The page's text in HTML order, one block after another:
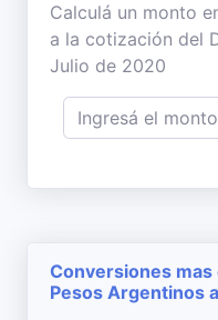
Calculá un monto
a la cotización del
Julio de 2020
Conversiones
Pesos Argentinos